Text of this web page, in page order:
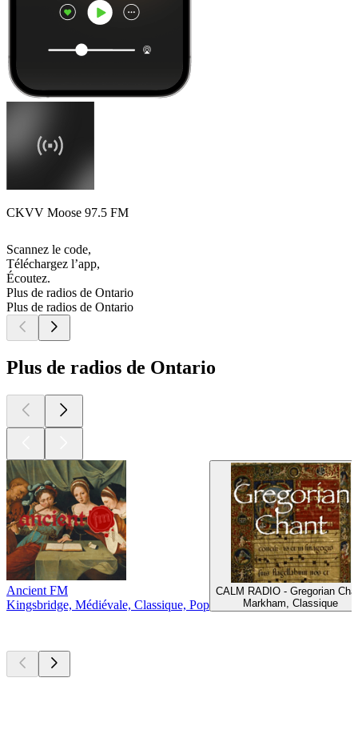
CKVV Moose 97.5 FM
Scannez le code,
Téléchargez l’app,
Écoutez.
Plus de radios de Ontario
Plus de radios de Ontario
Plus de radios de Ontario
Ancient FM
Kingsbridge, Médiévale, Classique, Pop
CALM RADIO - Gregorian
Markham, Classique